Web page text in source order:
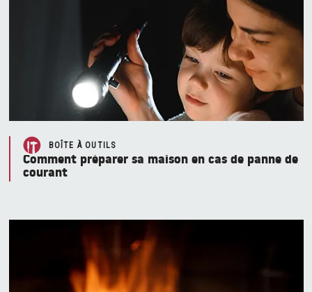
BOÎTE À OUTILS
Comment préparer sa maison en cas de panne de
courant